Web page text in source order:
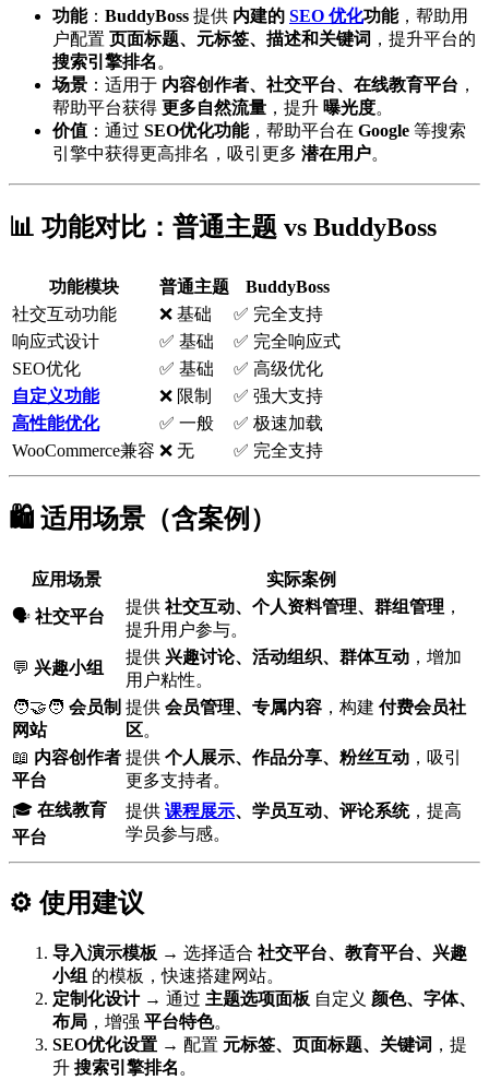
功能： BuddyBoss 提供 内建的 SEO 优化功能，帮助用
户配置 页面标题、元标签、描述和关键词 ，提升平台的
搜索引擎排名 。
场景 ：适用于 内容创作者、社交平台、在线教育平台 ，
帮助平台获得 更多自然流量 ，提升 曝光度。
价值 ：通过 SEO优化功能，帮助平台在 Google 等搜索
引擎中获得更高排名，吸引更多 潜在用户。
📊 功能对比：普通主题 vs BuddyBoss
功能模块 普通主题
BuddyBoss
社交互动功能
❌ 基础
✅ 完全支持
响应式设计
✅ 基础
✅ 完全响应式
SEO优化
✅ 基础
✅ 高级优化
自定义功能
❌ 限制
✅ 强大支持
高性能优化
✅ 一般
✅ 极速加载
WooCommerce兼容 ❌ 无 ✅ 完全支持
🛍️ 适用场景（含案例）
应用场景
实际案例
🗣️ 社交平台
提供 社交互动、个人资料管理、群组管理 ，
提升用户参与。
💬 兴趣小组
提供 兴趣讨论、活动组织、群体互动 ，增加
用户粘性。
🧑‍🤝‍🧑 会员制
网站
提供 会员管理、专属内容 ，构建 付费会员社
区。
📖 内容创作者
平台
提供 个人展示、作品分享、粉丝互动 ，吸引
更多支持者。
🎓 在线教育
平台
提供 课程展示、学员互动、评论系统，提高
学员参与感。
⚙️ 使用建议
导入演示模板 → 选择适合 社交平台、教育平台、兴趣
小组 的模板，快速搭建网站。
定制化设计→ 通过 主题选项面板 自定义 颜色、字体、
布局 ，增强 平台特色。
SEO优化设置 → 配置 元标签、页面标题、关键词 ，提
升 搜索引擎排名 。